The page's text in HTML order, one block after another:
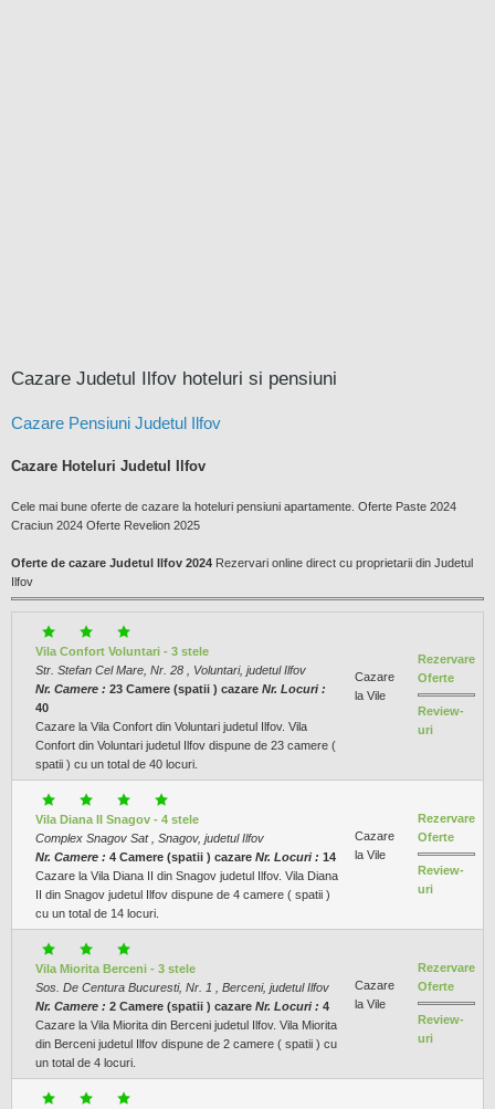
Cazare Judetul Ilfov hoteluri si pensiuni
Cazare Pensiuni Judetul Ilfov
Cazare Hoteluri Judetul Ilfov
Cele mai bune oferte de cazare la hoteluri pensiuni apartamente. Oferte Paste 2024
Craciun 2024 Oferte Revelion 2025
Oferte de cazare Judetul Ilfov 2024 Rezervari online direct cu proprietarii din Judetul
Ilfov
Vila Confort Voluntari - 3 stele
Str. Stefan Cel Mare, Nr. 28 , Voluntari, judetul Ilfov
Nr. Camere : 23 Camere (spatii ) cazare Nr. Locuri :
40
Cazare la Vila Confort din Voluntari judetul Ilfov. Vila
Confort din Voluntari judetul Ilfov dispune de 23 camere (
spatii ) cu un total de 40 locuri.
Cazare
la Vile
Rezervare
Oferte
Review-
uri
Vila Diana II Snagov - 4 stele
Complex Snagov Sat , Snagov, judetul Ilfov
Nr. Camere : 4 Camere (spatii ) cazare Nr. Locuri : 14
Cazare la Vila Diana II din Snagov judetul Ilfov. Vila Diana
II din Snagov judetul Ilfov dispune de 4 camere ( spatii )
cu un total de 14 locuri.
Cazare
la Vile
Rezervare
Oferte
Review-
uri
Vila Miorita Berceni - 3 stele
Sos. De Centura Bucuresti, Nr. 1 , Berceni, judetul Ilfov
Nr. Camere : 2 Camere (spatii ) cazare Nr. Locuri : 4
Cazare la Vila Miorita din Berceni judetul Ilfov. Vila Miorita
din Berceni judetul Ilfov dispune de 2 camere ( spatii ) cu
un total de 4 locuri.
Cazare
la Vile
Rezervare
Oferte
Review-
uri